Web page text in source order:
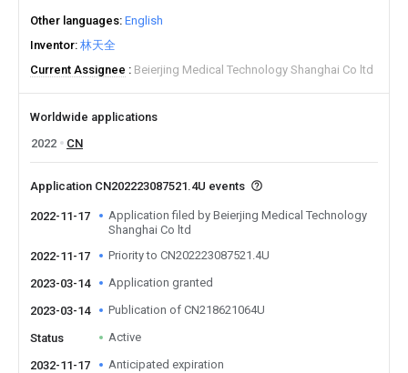
Other languages English
Inventor 林天全
Current Assignee
Beierjing Medical Technology Shanghai Co ltd
Worldwide applications
2022
CN
Application CN202223087521.4U events
2022-11-17
Application filed by Beierjing Medical Technology
Shanghai Co ltd
2022-11-17
Priority to CN202223087521.4U
2023-03-14 Application granted
2023-03-14 Publication of CN218621064U
Status Active
2032-11-17 Anticipated expiration